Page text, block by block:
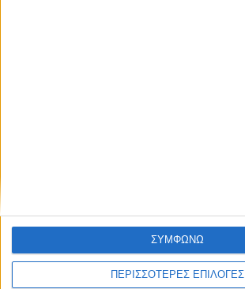
ΠΕΡΙΣΣΟΤΕΡΕΣ ΕΠΙΛΟΓΕΣ
ΣΥΜΦΩΝΩ